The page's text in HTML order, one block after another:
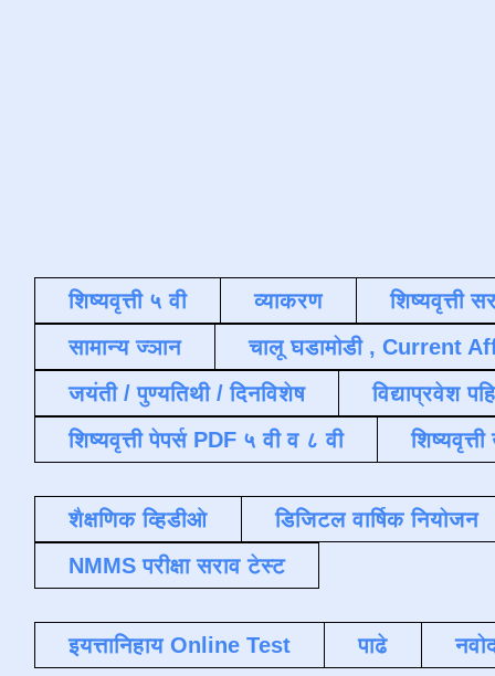
शिष्यवृत्ती ५ वी व्याकरण
शिष्यवृत्ती
सामान्य ज्ञान
चालू घडामोडी , Current
जयंती / पुण्यतिथी / दिनविशेष
विद्याप्रवेश
शिष्यवृत्ती पेपर्स PDF ५ वी व ८ वी
शैक्षणिक व्हिडीओ
डिजिटल वार्षिक नियोजन
NMMS परीक्षा सराव टेस्ट
इयत्तानिहाय Online Test पाढे